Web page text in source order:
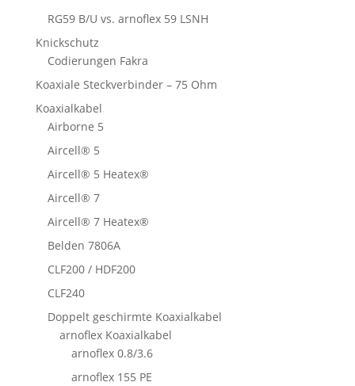
RG59 B/U vs. arnoflex 59 LSNH
Knickschutz
Codierungen Fakra
Koaxiale Steckverbinder – 75 Ohm
Koaxialkabel
Airborne 5
Aircell® 5
Aircell® 5 Heatex®
Aircell® 7
Aircell® 7 Heatex®
Belden 7806A
CLF200 / HDF200
CLF240
Doppelt geschirmte Koaxialkabel
arnoflex Koaxialkabel
arnoflex 0.8/3.6
arnoflex 155 PE